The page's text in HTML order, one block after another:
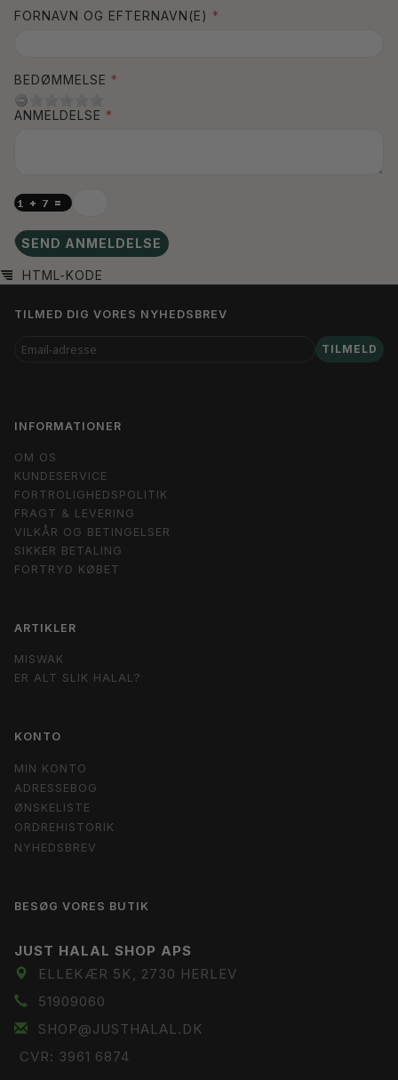
FORNAVN OG EFTERNAVN(E)
BEDØMMELSE
ANMELDELSE
SEND ANMELDELSE
HTML-KODE
TILMED DIG VORES NYHEDSBREV
EMAIL-
ADRESSE
TILMELD
INFORMATIONER
OM OS
KUNDESERVICE
FORTROLIGHEDSPOLITIK
FRAGT & LEVERING
VILKÅR OG BETINGELSER
SIKKER BETALING
FORTRYD KØBET
ARTIKLER
MISWAK
ER ALT SLIK HALAL?
KONTO
MIN KONTO
ADRESSEBOG
ØNSKELISTE
ORDREHISTORIK
NYHEDSBREV
BESØG VORES BUTIK
JUST HALAL SHOP APS
ELLEKÆR 5K, 2730 HERLEV
51909060
SHOP@JUSTHALAL.DK
CVR: 3961 6874